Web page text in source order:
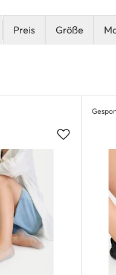
Preis Größe